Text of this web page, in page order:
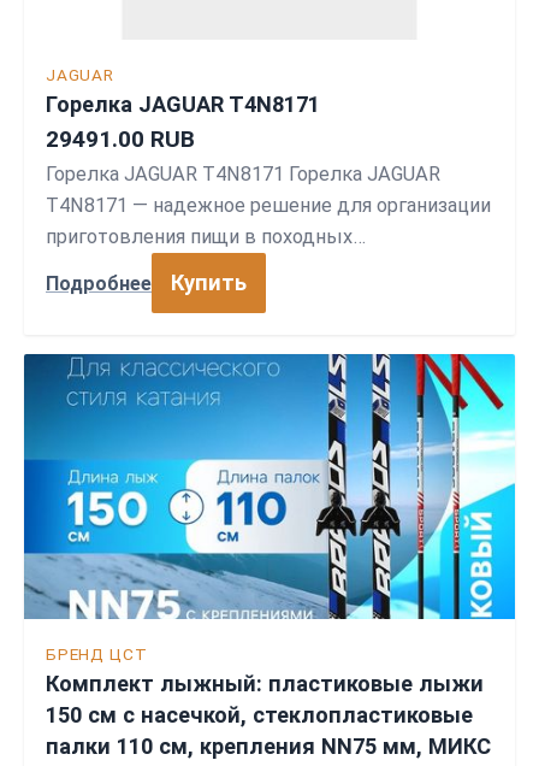
JAGUAR
Горелка JAGUAR T4N8171
29491.00 RUB
Горелка JAGUAR T4N8171 Горелка JAGUAR
T4N8171 — надежное решение для организации
приготовления пищи в походных…
Подробнее Купить
БРЕНД ЦСТ
Комплект лыжный: пластиковые лыжи
150 см с насечкой, стеклопластиковые
палки 110 см, крепления NN75 мм, МИКС